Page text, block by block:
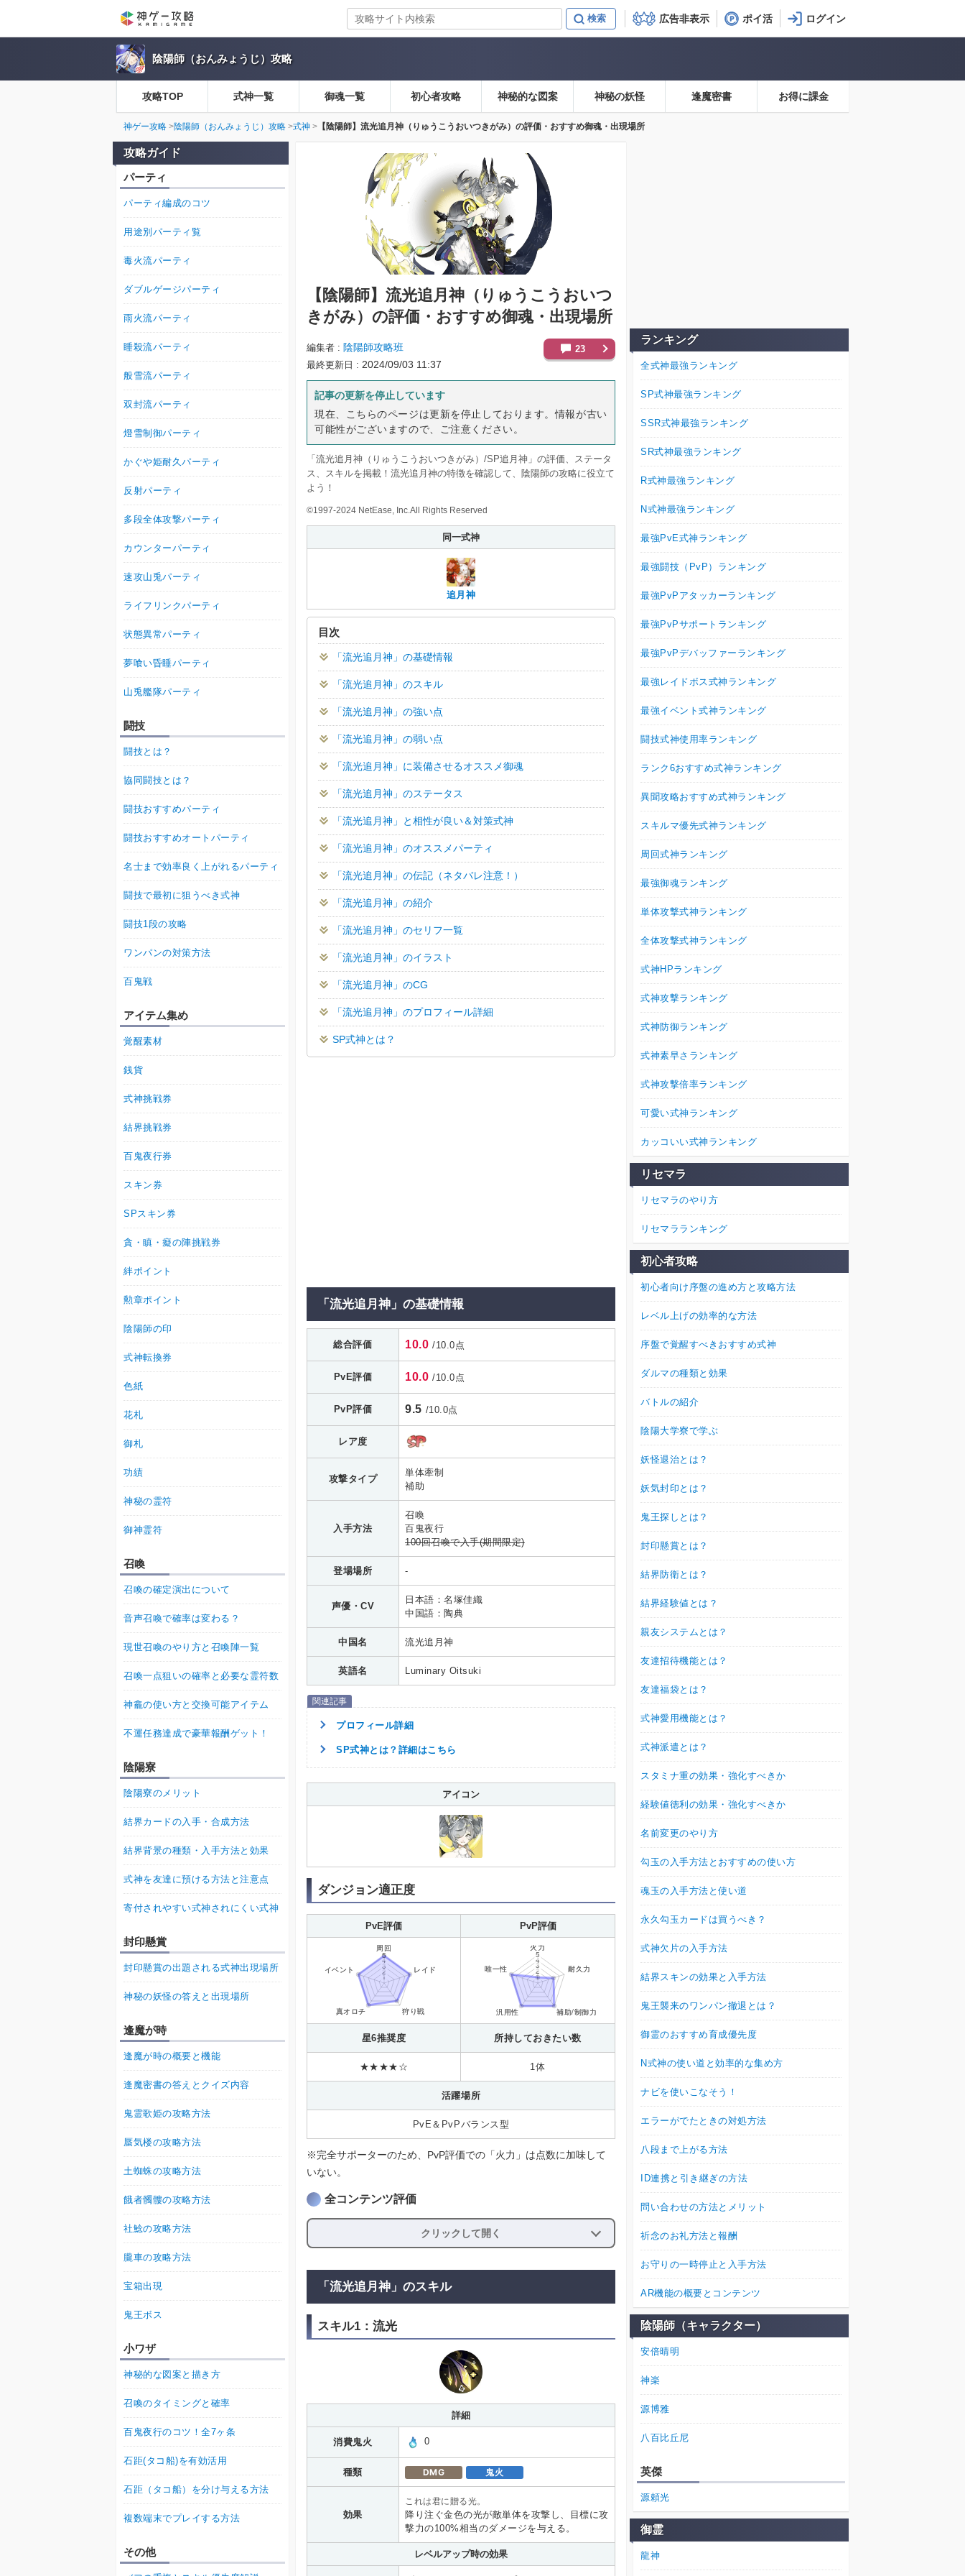
広告非表示 ポイ活
陰陽師（おんみょうじ）攻略
攻略TOP 式神一覧 御魂一覧 初心者攻略 神秘的な図案 神秘の妖怪 逢魔密書 お得に課金
神ゲー攻略 陰陽師（おんみょうじ）攻略 式神 【陰陽師】流光追月神（りゅうこうおいつきがみ）の評価・おすすめ御魂・出現場所
【陰陽師】 流光追月神（りゅうこうおいつ
きがみ）の評価・おすすめ御魂・出現場所
編集者 陰陽師攻略班
最終更新日 2024/09/03 11:37
23
記事の更新を停止しています
現在、こちらのページは更新を停止しております。情報が古い
可能性がございますので、ご注意ください。
「流光追月神（りゅうこうおいつきがみ）/SP追月神」の評価、ステータ
ス、スキルを掲載！流光追月神の特徴を確認して、陰陽師の攻略に役立て
よう！
©1997-2024 NetEase, Inc.All Rights Reserved
同一式神
追月神
目次
「流光追月神」の基礎情報
「流光追月神」のスキル
「流光追月神」の強い点
「流光追月神」の弱い点
「流光追月神」に装備させるオススメ御魂
「流光追月神」のステータス
「流光追月神」と相性が良い＆対策式神
「流光追月神」のオススメパーティ
「流光追月神」の伝記（ネタバレ注意！）
「流光追月神」の紹介
「流光追月神」のセリフ一覧
「流光追月神」のイラスト
「流光追月神」のCG
「流光追月神」のプロフィール詳細
SP式神とは？
「流光追月神」の基礎情報
総合評価 10.0 /10.0点
PvE評価 10.0 /10.0点
PvP評価 9.5 /10.0点
レア度
攻撃タイプ
単体牽制
補助
入手方法
召喚
百鬼夜行
100回召喚で入手(期間限定)
登場場所 -
声優・CV
日本語：名塚佳織
中国語：陶典
中国名 流光追月神
英語名 Luminary Oitsuki
プロフィール詳細
SP式神とは？詳細はこちら
アイコン
ダンジョン適正度
PvE評価 PvP評価
星6推奨度 所持しておきたい数
★★★★☆ 1体
活躍場所
PvE＆PvPバランス型
※完全サポーターのため、PvP評価での「火力」は点数に加味して
いない。
全コンテンツ評価
クリックして開く
「流光追月神」のスキル
スキル1：流光
詳細
消費鬼火 0
種類 DMG 鬼火
効果
これは君に贈る光。
降り注ぐ金色の光が敵単体を攻撃し、目標に攻
撃力の100%相当のダメージを与える。
レベルアップ時の効果
ランキング
全式神最強ランキング
SP式神最強ランキング
SSR式神最強ランキング
SR式神最強ランキング
R式神最強ランキング
N式神最強ランキング
最強PvE式神ランキング
最強闘技（PvP）ランキング
最強PvPアタッカーランキング
最強PvPサポートランキング
最強PvPデバッファーランキング
最強レイドボス式神ランキング
最強イベント式神ランキング
闘技式神使用率ランキング
ランク6おすすめ式神ランキング
異聞攻略おすすめ式神ランキング
スキルマ優先式神ランキング
周回式神ランキング
最強御魂ランキング
単体攻撃式神ランキング
全体攻撃式神ランキング
式神HPランキング
式神攻撃ランキング
式神防御ランキング
式神素早さランキング
式神攻撃倍率ランキング
可愛い式神ランキング
カッコいい式神ランキング
リセマラ
リセマラのやり方
リセマラランキング
初心者攻略
初心者向け序盤の進め方と攻略方法
レベル上げの効率的な方法
序盤で覚醒すべきおすすめ式神
ダルマの種類と効果
バトルの紹介
陰陽大学寮で学ぶ
妖怪退治とは？
妖気封印とは？
鬼王探しとは？
封印懸賞とは？
結界防衛とは？
結界経験値とは？
親友システムとは？
友達招待機能とは？
友達福袋とは？
式神愛用機能とは？
式神派遣とは？
スタミナ重の効果・強化すべきか
経験値徳利の効果・強化すべきか
名前変更のやり方
勾玉の入手方法とおすすめの使い方
魂玉の入手方法と使い道
永久勾玉カードは買うべき？
式神欠片の入手方法
結界スキンの効果と入手方法
鬼王襲来のワンパン撤退とは？
御霊のおすすめ育成優先度
N式神の使い道と効率的な集め方
ナビを使いこなそう！
エラーがでたときの対処方法
八段まで上がる方法
ID連携と引き継ぎの方法
問い合わせの方法とメリット
祈念のお礼方法と報酬
お守りの一時停止と入手方法
AR機能の概要とコンテンツ
陰陽師（キャラクター）
安倍晴明
神楽
源博雅
八百比丘尼
英傑
源頼光
御霊
龍神
攻略ガイド
パーティ
パーティ編成のコツ
用途別パーティ覧
毒火流パーティ
ダブルゲージパーティ
雨火流パーティ
睡殺流パーティ
般雪流パーティ
双封流パーティ
燈雪制御パーティ
かぐや姫耐久パーティ
反射パーティ
多段全体攻撃パーティ
カウンターパーティ
速攻山兎パーティ
ライフリンクパーティ
状態異常パーティ
夢喰い昏睡パーティ
山兎艦隊パーティ
闘技
闘技とは？
協同闘技とは？
闘技おすすめパーティ
闘技おすすめオートパーティ
名士まで効率良く上がれるパーティ
闘技で最初に狙うべき式神
闘技1段の攻略
ワンパンの対策方法
百鬼戦
アイテム集め
覚醒素材
銭貨
式神挑戦券
結界挑戦券
百鬼夜行券
スキン券
SPスキン券
貪・瞋・癡の陣挑戦券
絆ポイント
勲章ポイント
陰陽師の印
式神転換券
色紙
花札
御札
功績
神秘の霊符
御神霊符
召喚
召喚の確定演出について
音声召喚で確率は変わる？
現世召喚のやり方と召喚陣一覧
召喚一点狙いの確率と必要な霊符数
神龕の使い方と交換可能アイテム
不運任務達成で豪華報酬ゲット！
陰陽寮
陰陽寮のメリット
結界カードの入手・合成方法
結界背景の種類・入手方法と効果
式神を友達に預ける方法と注意点
寄付されやすい式神されにくい式神
封印懸賞
封印懸賞の出題される式神出現場所
神秘の妖怪の答えと出現場所
逢魔が時
逢魔が時の概要と機能
逢魔密書の答えとクイズ内容
鬼霊歌姫の攻略方法
蜃気楼の攻略方法
土蜘蛛の攻略方法
餓者髑髏の攻略方法
社鯰の攻略方法
朧車の攻略方法
宝箱出現
鬼王ボス
小ワザ
神秘的な図案と描き方
召喚のタイミングと確率
百鬼夜行のコツ！全7ヶ条
石距(タコ船)を有効活用
石距（タコ船）を分け与える方法
複数端末でプレイする方法
その他